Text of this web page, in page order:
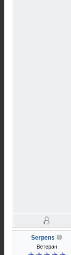
Serpens
Ветеран